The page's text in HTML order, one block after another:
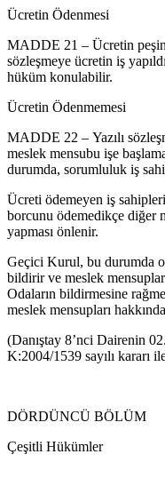
Ücretin Ödenmesi
MADDE 21 – Ücretin peşin
sözleşmeye ücretin iş
hüküm konulabilir.
Ücretin Ödenmemesi
MADDE 22 – Yazılı
meslek mensubu işe
durumda, sorumluluk iş
Ücreti ödemeyen iş
borcunu ödemedikçe diğer
yapması önlenir.
Geçici Kurul, bu durumda
bildirir ve meslek
Odaların bildirmesine
meslek mensupları
(Danıştay 8’nci Dairenin
K:2004/1539 sayılı kararı
DÖRDÜNCÜ BÖLÜM
Çeşitli Hükümler